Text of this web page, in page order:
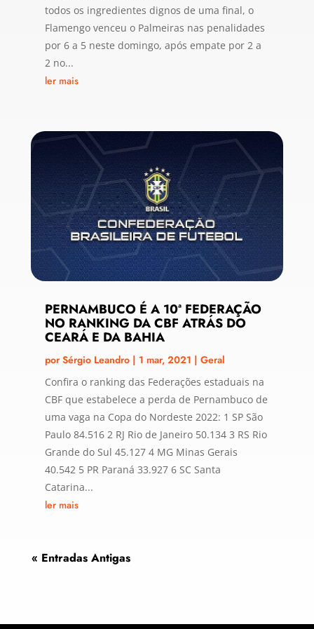
todos os ingredientes dignos de uma final, o
Flamengo venceu o Palmeiras nas penalidades
por 6 a 5 neste domingo, após empate por 2 a
2 no...
ler mais
PERNAMBUCO É A 10ª FEDERAÇÃO
NO RANKING DA CBF ATRÁS DO
CEARÁ E DA BAHIA
porSérgio Leandro| 1 mar, 2021 | Geral
Confira o ranking das Federações estaduais na
CBF que estabelece a perda de Pernambuco de
uma vaga na Copa do Nordeste 2022: 1 SP São
Paulo 84.516 2 RJ Rio de Janeiro 50.134 3 RS Rio
Grande do Sul 45.127 4 MG Minas Gerais
40.542 5 PR Paraná 33.927 6 SC Santa
Catarina...
ler mais
« Entradas Antigas